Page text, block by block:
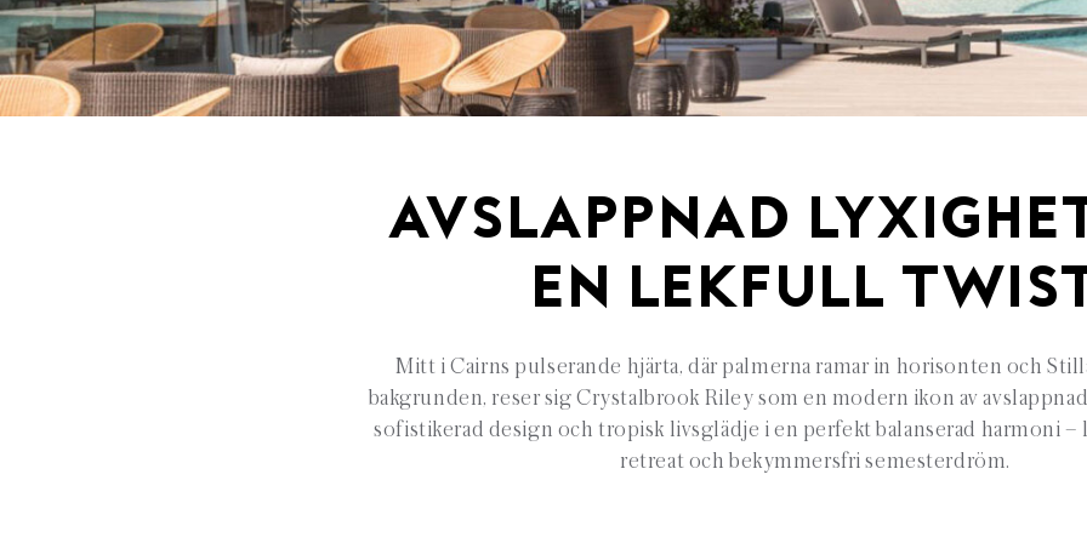
AVSLAPPNAD
EN LEKFULL
Mitt i Cairns pulserande hjärta, där palmerna ramar in horisonten och
bakgrunden, reser sig Crystalbrook Riley som en modern ikon av
sofistikerad design och tropisk livsglädje i en perfekt balanserad harmoni –
retreat och bekymmersfri semesterdröm.